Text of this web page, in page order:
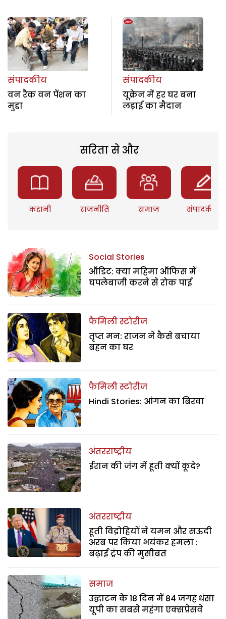
संपादकीय
वन रैक वन पेंशन का
मुद्दा
संपादकीय
यूक्रेन में हर घर बना
लड़ाई का मैदान
सरिता से और
कहानी राजनीति समाज संपादकीय
Social Stories
ऑडिट: क्या महिमा ऑफिस में
घपलेबाजी करने से रोक पाई
फैमिली स्टोरीज
तृप्त मन: राजन ने कैसे बचाया
बहन का घर
फैमिली स्टोरीज
Hindi Stories: आंगन का बिरवा
अंतरराष्ट्रीय
ईरान की जंग में हूती क्यों कूदे?
अंतरराष्ट्रीय
हूती विद्रोहियों ने यमन और सऊदी
अरब पर किया भयंकर हमला :
बढ़ाई ट्रंप की मुसीबत
समाज
उद्घाटन के 18 दिन में 84 जगह धंसा
यूपी का सबसे महंगा एक्सप्रेसवे